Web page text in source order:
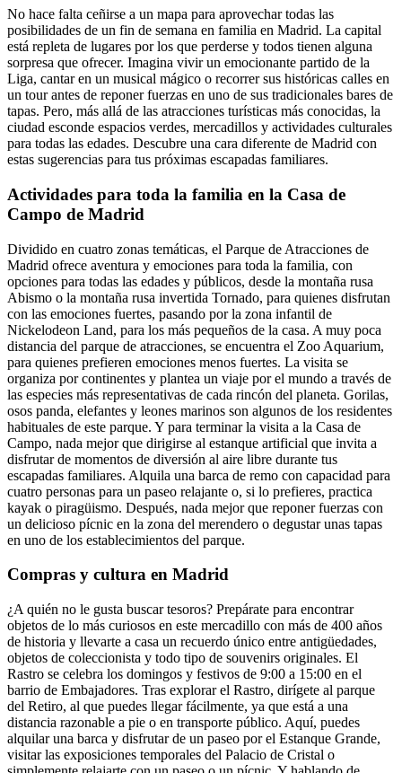
No hace falta ceñirse a un mapa para aprovechar todas las
posibilidades de un fin de semana en familia en Madrid. La capital
está repleta de lugares por los que perderse y todos tienen alguna
sorpresa que ofrecer. Imagina vivir un emocionante partido de la
Liga, cantar en un musical mágico o recorrer sus históricas calles en
un tour antes de reponer fuerzas en uno de sus tradicionales bares de
tapas. Pero, más allá de las atracciones turísticas más conocidas, la
ciudad esconde espacios verdes, mercadillos y actividades culturales
para todas las edades. Descubre una cara diferente de Madrid con
estas sugerencias para tus próximas escapadas familiares.
Actividades para toda la familia en la Casa de
Campo de Madrid
Dividido en cuatro zonas temáticas, el Parque de Atracciones de
Madrid ofrece aventura y emociones para toda la familia, con
opciones para todas las edades y públicos, desde la montaña rusa
Abismo o la montaña rusa invertida Tornado, para quienes disfrutan
con las emociones fuertes, pasando por la zona infantil de
Nickelodeon Land, para los más pequeños de la casa. A muy poca
distancia del parque de atracciones, se encuentra el Zoo Aquarium,
para quienes prefieren emociones menos fuertes. La visita se
organiza por continentes y plantea un viaje por el mundo a través de
las especies más representativas de cada rincón del planeta. Gorilas,
osos panda, elefantes y leones marinos son algunos de los residentes
habituales de este parque. Y para terminar la visita a la Casa de
Campo, nada mejor que dirigirse al estanque artificial que invita a
disfrutar de momentos de diversión al aire libre durante tus
escapadas familiares. Alquila una barca de remo con capacidad para
cuatro personas para un paseo relajante o, si lo prefieres, practica
kayak o piragüismo. Después, nada mejor que reponer fuerzas con
un delicioso pícnic en la zona del merendero o degustar unas tapas
en uno de los establecimientos del parque.
Compras y cultura en Madrid
¿A quién no le gusta buscar tesoros? Prepárate para encontrar
objetos de lo más curiosos en este mercadillo con más de 400 años
de historia y llevarte a casa un recuerdo único entre antigüedades,
objetos de coleccionista y todo tipo de souvenirs originales. El
Rastro se celebra los domingos y festivos de 9:00 a 15:00 en el
barrio de Embajadores. Tras explorar el Rastro, dirígete al parque
del Retiro, al que puedes llegar fácilmente, ya que está a una
distancia razonable a pie o en transporte público. Aquí, puedes
alquilar una barca y disfrutar de un paseo por el Estanque Grande,
visitar las exposiciones temporales del Palacio de Cristal o